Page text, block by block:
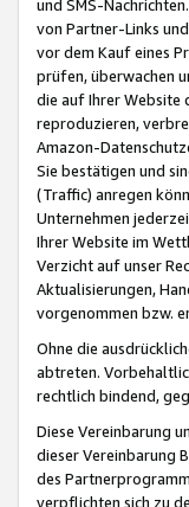
und SMS-
von Partner-Links
vor dem Kauf eines
prüfen, überwachen
die auf Ihrer Website
reproduzieren,
Amazon-
Sie bestätigen und
(Traffic) anregen
Unternehmen
Ihrer Website im
Verzicht auf unser
Aktualisierungen,
vorgenommen bzw.
Ohne die
abtreten.
rechtlich bindend,
Diese Vereinbarung
dieser Vereinbarung
des
verpflichten sich zu